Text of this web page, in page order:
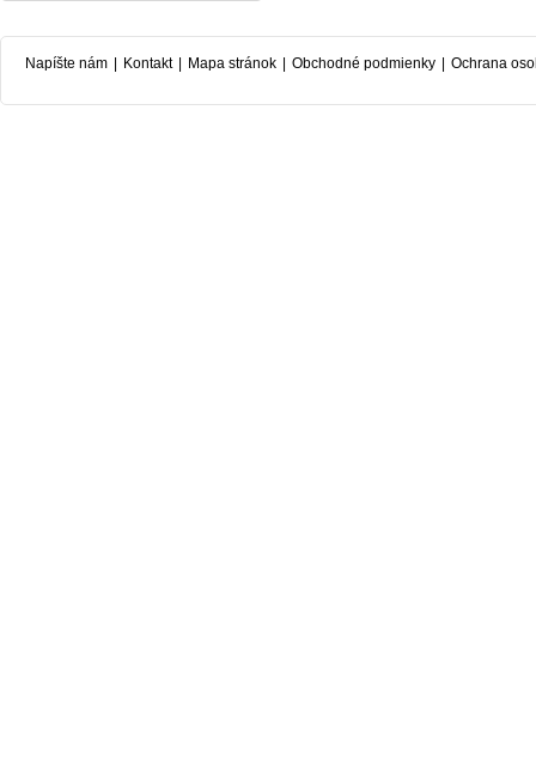
Napíšte nám Kontakt Mapa stránok Obchodné podmienky Ochrana